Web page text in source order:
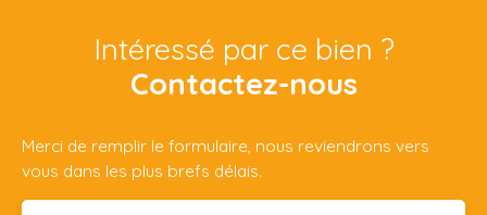
Intéressé par ce bien ?
Contactez-nous
Merci de remplir le formulaire, nous reviendrons vers
vous dans les plus brefs délais.